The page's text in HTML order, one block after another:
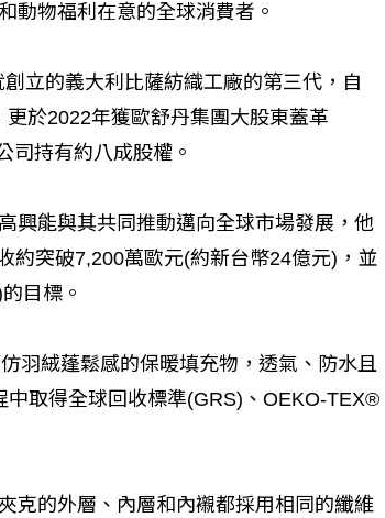
動物福利在意的全球消費者。
立的義大利比薩紡織工廠的第三代，自
於2022年獲歐舒丹集團大股東蓋革
司持有約八成股權。
興能與其共同推動邁向全球市場發展，他
約突破7,200萬歐元(約新台幣24億元)，並
目標。
羽絨蓬鬆感的保暖填充物，透氣、防水且
取得全球回收標準(GRS)、OEKO-TEX®
克的外層、內層和內襯都採用相同的纖維